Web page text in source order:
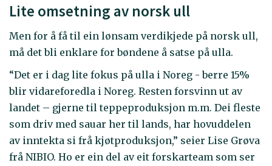
Lite omsetning av norsk ull
Men for å få til ein lønsam verdikjede på norsk ull,
må det bli enklare for bøndene å satse på ulla.
“Det er i dag lite fokus på ulla i Noreg - berre 15%
blir vidareforedla i Noreg. Resten forsvinn ut av
landet – gjerne til teppeproduksjon m.m. Dei fleste
som driv med sauar her til lands, har hovuddelen
av inntekta si frå kjøtproduksjon,” seier Lise Grøva
frå NIBIO. Ho er ein del av eit forskarteam som ser